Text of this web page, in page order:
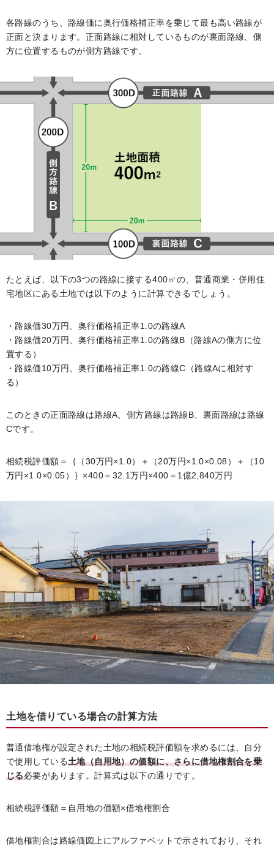
各路線のうち、路線価に奥行価格補正率を乗じて最も高い路線が
正面と決まります。正面路線に相対しているものが裏面路線、側
方に位置するものが側方路線です。
たとえば、以下の3つの路線に接する400㎡の、普通商業・併用住
宅地区にある土地では以下のように計算できるでしょう。
・路線価30万円、奥行価格補正率1.0の路線A
・路線価20万円、奥行価格補正率1.0の路線B（路線Aの側方に位
置する）
・路線価10万円、奥行価格補正率1.0の路線C（路線Aに相対す
る）
このときの正面路線は路線A、側方路線は路線B、裏面路線は路線
Cです。
相続税評価額＝｛（30万円×1.0）＋（20万円×1.0×0.08）＋（10
万円×1.0×0.05）｝×400＝32.1万円×400＝1億2,840万円
土地を借りている場合の計算方法
普通借地権が設定された土地の相続税評価額を求めるには、自分
で使用している土地（自用地）の価額に、さらに借地権割合を乗
じる必要があります。計算式は以下の通りです。
相続税評価額＝自用地の価額×借地権割合
借地権割合は路線価図上にアルファベットで示されており、それ